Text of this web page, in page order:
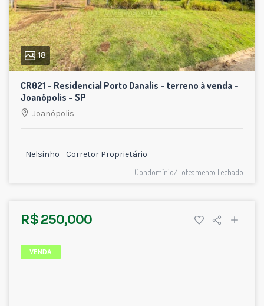
18
CR021 – Residencial Porto Danalis – terreno à venda –
Joanópolis – SP
Joanópolis
Nelsinho - Corretor Proprietário
Condomínio/Loteamento Fechado
R$ 250,000
VENDA